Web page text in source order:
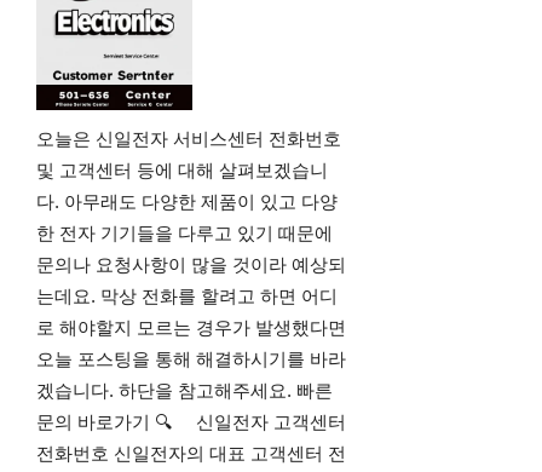
오늘은 신일전자 서비스센터 전화번호
및 고객센터 등에 대해 살펴보겠습니
다. 아무래도 다양한 제품이 있고 다양
한 전자 기기들을 다루고 있기 때문에
문의나 요청사항이 많을 것이라 예상되
는데요. 막상 전화를 할려고 하면 어디
로 해야할지 모르는 경우가 발생했다면
오늘 포스팅을 통해 해결하시기를 바라
겠습니다. 하단을 참고해주세요. 빠른
문의 바로가기 🔍 신일전자 고객센터
전화번호 신일전자의 대표 고객센터 전